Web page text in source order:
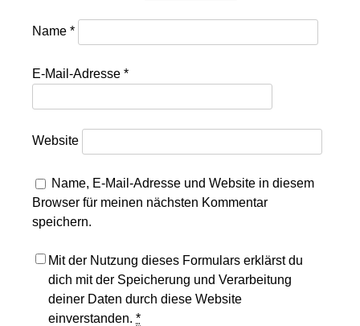
Name*
E-Mail-Adresse*
Website
Name, E-Mail-Adresse und Website in diesem
Browser für meinen nächsten Kommentar
speichern.
Mit der Nutzung dieses Formulars erklärst du
dich mit der Speicherung und Verarbeitung
deiner Daten durch diese Website
einverstanden.*